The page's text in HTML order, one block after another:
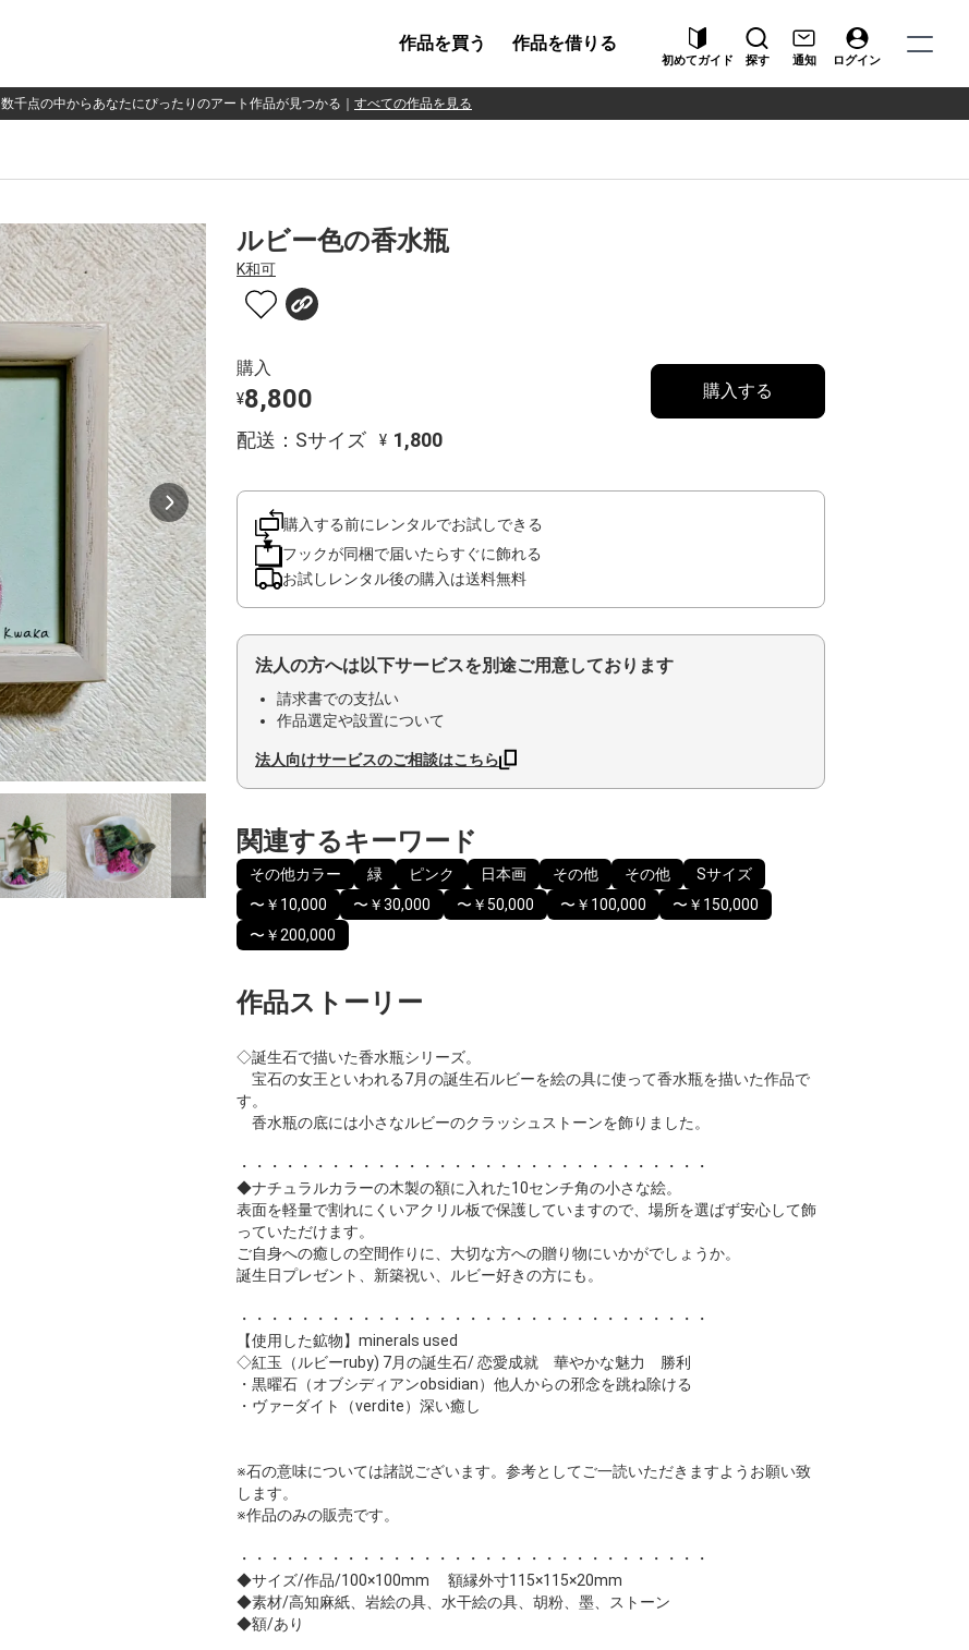
作品を買う 作品を借りる
初めてガイド 探す 通知 ログイン
数千点の中からあなたにぴったりのアート作品が見つかる すべての作品を見る
ルビー色の香水瓶
K和可
購入
¥8,800
配送：Sサイズ ¥ 1,800
購入する
購入する前にレンタルでお試しできる
フックが同梱で届いたらすぐに飾れる
お試しレンタル後の購入は送料無料
法人の方へは以下サービスを別途ご用意しております
請求書での支払い
作品選定や設置について
法人向けサービスのご相談はこちら
関連するキーワード
その他カラー 緑 ピンク 日本画 その他 その他
Sサイズ
〜￥10,000
〜￥30,000 〜￥50,000 〜￥100,000
〜￥150,000
〜￥200,000
作品ストーリー
◇誕生石で描いた香水瓶シリーズ。
宝石の女王といわれる7月の誕生石ルビーを絵の具に使って香水瓶を描いた作品で
す。
香水瓶の底には小さなルビーのクラッシュストーンを飾りました。
・・・・・・・・・・・・・・・・・・・・・・・・・・・・・・・
◆ナチュラルカラーの木製の額に入れた10センチ角の小さな絵。
表面を軽量で割れにくいアクリル板で保護していますので、場所を選ばず安心して飾
っていただけます。
ご自身への癒しの空間作りに、大切な方への贈り物にいかがでしょうか。
誕生日プレゼント、新築祝い、ルビー好きの方にも。
・・・・・・・・・・・・・・・・・・・・・・・・・・・・・・・
【使用した鉱物】minerals used
◇紅玉（ルビーruby) 7月の誕生石/ 恋愛成就 華やかな魅力 勝利
・黒曜石（オブシディアンobsidian）他人からの邪念を跳ね除ける
・ヴァ―ダイト（verdite）深い癒し
※石の意味については諸説ございます。参考としてご一読いただきますようお願い致
します。
※作品のみの販売です。
・・・・・・・・・・・・・・・・・・・・・・・・・・・・・・・
◆サイズ/作品/100×100mm 額縁外寸115×115×20mm
◆素材/高知麻紙、岩絵の具、水干絵の具、胡粉、墨、ストーン
◆額/あり